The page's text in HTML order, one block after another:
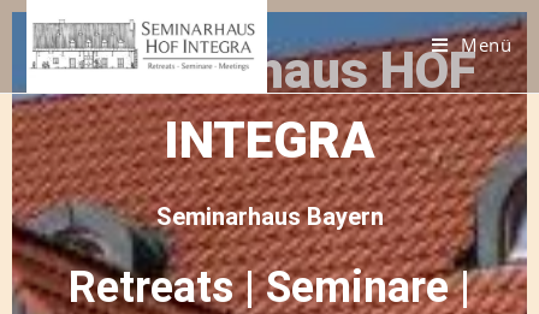
Menü
Seminarhaus HOF
INTEGRA
Seminarhaus Bayern
Retreats | Seminare |